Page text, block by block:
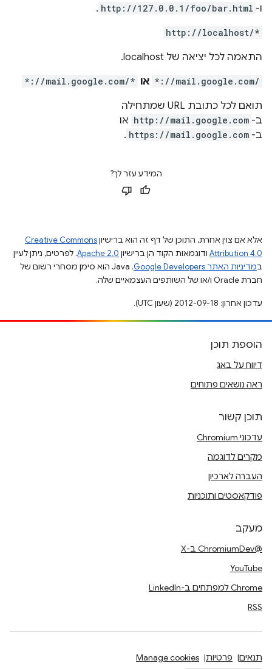
ו- http://127.0.0.1/foo/bar.html
.
http://localhost/*
התאמה לכל יציאה של localhost.
*://mail.google.com/ או *://mail.google.com/*
תואם לכל כתובת URL שמתחילה
ב- http://mail.google.com או
ב- https://mail.google.com
.
המידע עזר לך?
אלא אם צוין אחרת, התוכן של דף זה הוא ברישיוןCreative Commons
Attribution 4.0 ודוגמאות הקוד הן ברישיון Apache 2.0. לפרטים, ניתן לעיין
במדיניות האתר Google Developers‏
.‏ Java הוא סימן מסחרי רשום של
חברת Oracle ו/או של השותפים העצמאיים שלה.
עדכון אחרון: 2012-09-18 (שעון UTC).
הוספת תוכן
דיווח על באג
ראה נושאים פתוחים
תוכן קשור
עדכוני Chromium
מקרים לדוגמה
העברה לארכיון
פודקאסטים ותוכניות
מעקב
@ChromiumDev ב-X
YouTube
Chrome למפתחים ב-LinkedIn
RSS
תנאים פרטיות Manage cookies